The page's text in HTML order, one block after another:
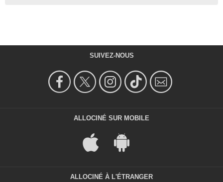
SUIVEZ-NOUS
ALLOCINÉ SUR MOBILE
ALLOCINÉ À L'ÉTRANGER